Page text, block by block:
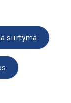
siirtymä